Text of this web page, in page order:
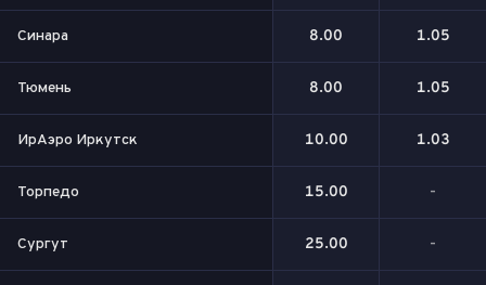
Синара 8.00 1.05
Тюмень 8.00 1.05
ИрАэро Иркутск 10.00 1.03
Торпедо 15.00 -
Сургут 25.00 -